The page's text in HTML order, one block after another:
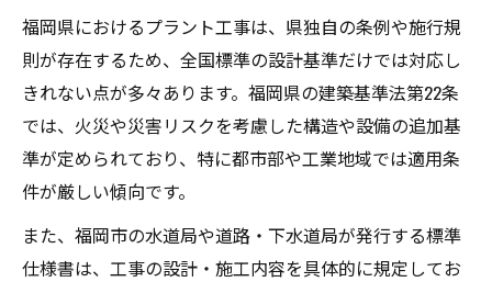
プラント工事に即した標準仕様の最新情報
福岡市水道局仕様書を活用した工事対応法
プラント工事で重要な福岡市水道局仕様の
活用法
水道局仕様書をプラント工事計画に落とし
込む手順
プラント工事に役立つ水道局仕様のポイン
福岡県におけるプラント工事は、県独自の条例や施行規
則が存在するため、全国標準の設計基準だけでは対応し
きれない点が多々あります。福岡県の建築基準法第22条
では、火災や災害リスクを考慮した構造や設備の追加基
準が定められており、特に都市部や工業地域では適用条
件が厳しい傾向です。
また、福岡市の水道局や道路・下水道局が発行する標準
仕様書は、工事の設計・施工内容を具体的に規定してお